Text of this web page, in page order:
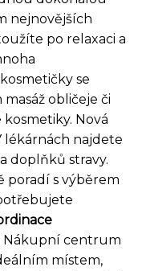
nejnovějších
po relaxaci a
se
obličeje či
Nová
lékárnách najdete
doplňků stravy.
poradí s výběrem
Nákupní centrum
místem,